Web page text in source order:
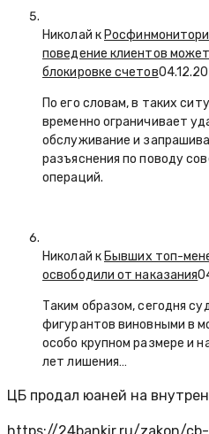
Николай к
поведение клиентов
блокировке счетов
По его словам, в таких
временно ограничивает
обслуживание и
разъяснения по поводу
операций.
Николай к Бывших топ-
освободили от наказания
Таким образом, сегодня
фигурантов виновными в
особо крупном размере и
лет лишения…
ЦБ продал юаней на
https://24bankir.ru/zakon/